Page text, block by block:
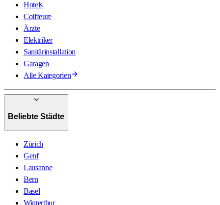
Hotels
Coiffeure
Ärzte
Elektriker
Sanitärinstallation
Garagen
Alle Kategorien
Beliebte Städte
Zürich
Genf
Lausanne
Bern
Basel
Winterthur